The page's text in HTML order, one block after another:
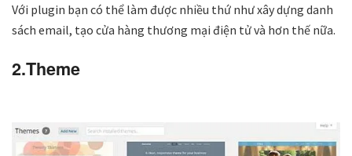
Với plugin bạn có thể làm được nhiều thứ như xây dựng danh
sách email, tạo cửa hàng thương mại điện tử và hơn thế nữa.
2.Theme